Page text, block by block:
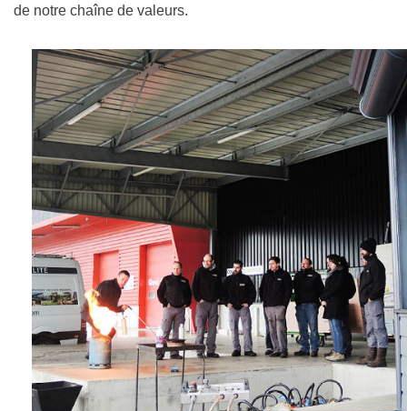
de notre chaîne de valeurs.